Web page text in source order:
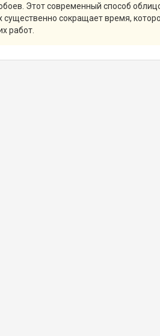
Этот современный способ
сокращает время,
работ.